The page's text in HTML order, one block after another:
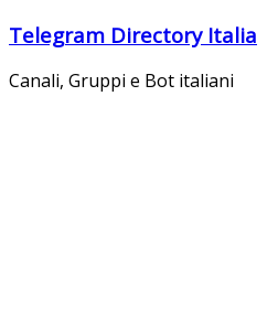
Salta
contenuto
Telegram Directory Italia
Canali, Gruppi e Bot italiani